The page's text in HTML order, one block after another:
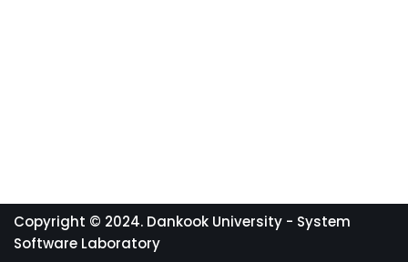
Copyright © 2024. Dankook University - System
Software Laboratory